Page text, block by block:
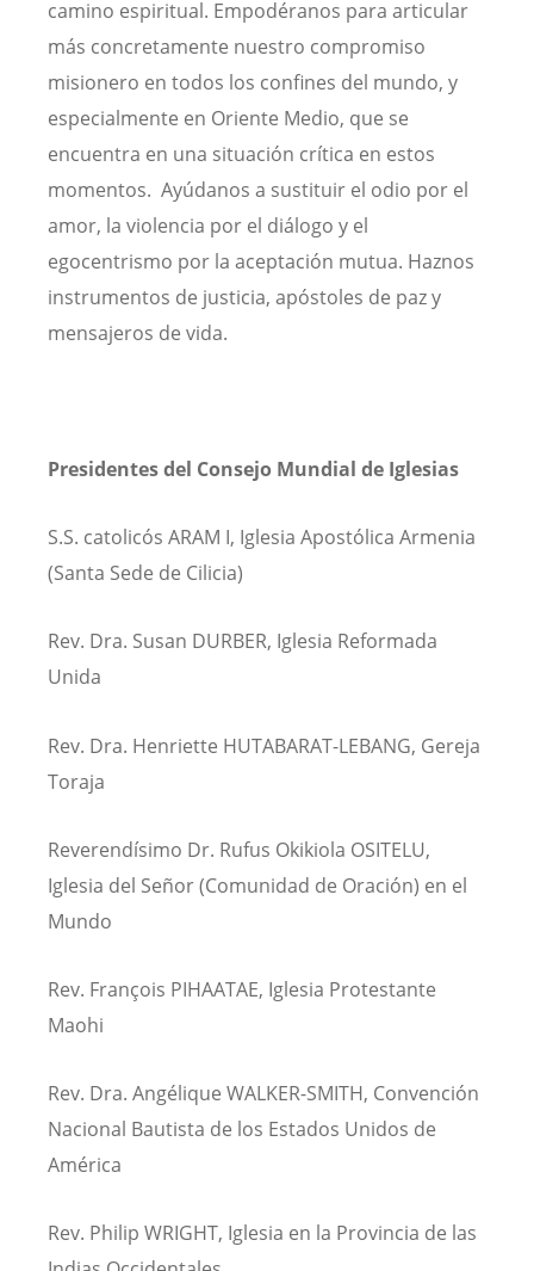
camino espiritual. Empodéranos para articular
más concretamente nuestro compromiso
misionero en todos los confines del mundo, y
especialmente en Oriente Medio, que se
encuentra en una situación crítica en estos
momentos. Ayúdanos a sustituir el odio por el
amor, la violencia por el diálogo y el
egocentrismo por la aceptación mutua. Haznos
instrumentos de justicia, apóstoles de paz y
mensajeros de vida.
Presidentes del Consejo Mundial de Iglesias
S.S. catolicós ARAM I, Iglesia Apostólica Armenia
(Santa Sede de Cilicia)
Rev. Dra. Susan DURBER, Iglesia Reformada
Unida
Rev. Dra. Henriette HUTABARAT-LEBANG, Gereja
Toraja
Reverendísimo Dr. Rufus Okikiola OSITELU,
Iglesia del Señor (Comunidad de Oración) en el
Mundo
Rev. François PIHAATAE, Iglesia Protestante
Maohi
Rev. Dra. Angélique WALKER-SMITH, Convención
Nacional Bautista de los Estados Unidos de
América
Rev. Philip WRIGHT, Iglesia en la Provincia de las